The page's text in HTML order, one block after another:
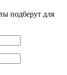
подберут для